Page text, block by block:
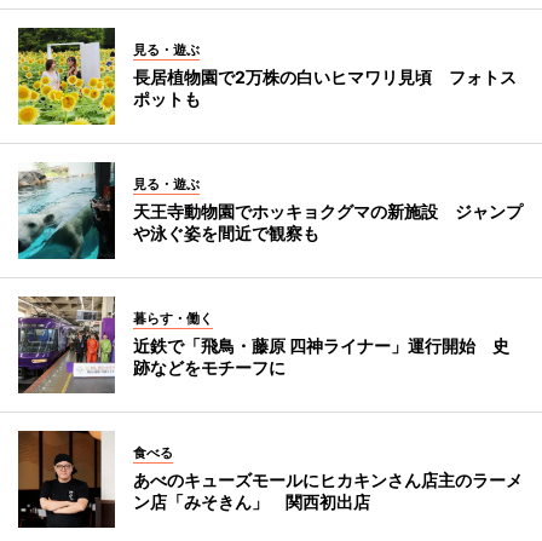
見る・遊ぶ
長居植物園で2万株の白いヒマワリ見頃 フォトス
ポットも
見る・遊ぶ
天王寺動物園でホッキョクグマの新施設 ジャンプ
や泳ぐ姿を間近で観察も
暮らす・働く
近鉄で「飛鳥・藤原 四神ライナー」運行開始 史
跡などをモチーフに
食べる
あべのキューズモールにヒカキンさん店主のラーメ
ン店「みそきん」 関西初出店